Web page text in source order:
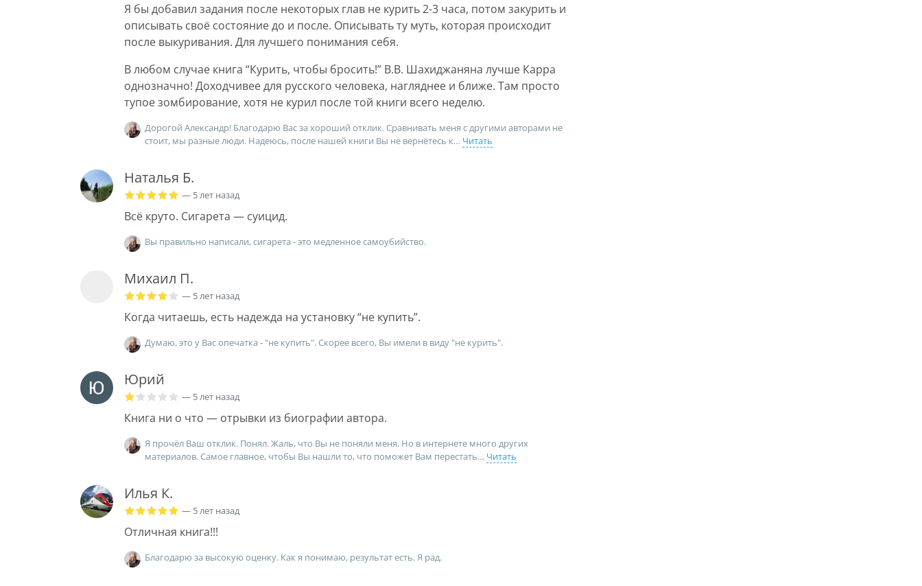
Я бы добавил задания после некоторых глав не курить 2-3 часа, потом закурить и
описывать своё состояние до и после. Описывать ту муть, которая происходит
после выкуривания. Для лучшего понимания себя.
В любом случае книга “Курить, чтобы бросить!” В.В. Шахиджаняна лучше Карра
однозначно! Доходчивее для русского человека, нагляднее и ближе. Там просто
тупое зомбирование, хотя не курил после той книги всего неделю.
Дорогой Александр! Благодарю Вас за хороший отклик. Сравнивать меня с другими авторами не
стоит, мы разные люди. Надеюсь, после нашей книги Вы не вернётесь к
Читать
Наталья Б.
— 5 лет назад
Всё круто. Сигарета — суицид.
Вы правильно написали, сигарета - это медленное самоубийство.
Михаил П.
— 5 лет назад
Когда читаешь, есть надежда на установку “не купить”.
Думаю, это у Вас опечатка - "не купить". Скорее всего, Вы имели в виду "не курить".
Юрий
— 5 лет назад
Книга ни о что — отрывки из биографии автора.
Я прочёл Ваш отклик. Понял. Жаль, что Вы не поняли меня. Но в интернете много других
материалов. Самое главное, чтобы Вы нашли то, что поможет Вам перестать
Читать
Илья К.
— 5 лет назад
Отличная книга!!!
Благодарю за высокую оценку. Как я понимаю, результат есть. Я рад.